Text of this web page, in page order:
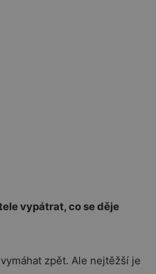
vypátrat, co se děje
zpět. Ale nejtěžší je